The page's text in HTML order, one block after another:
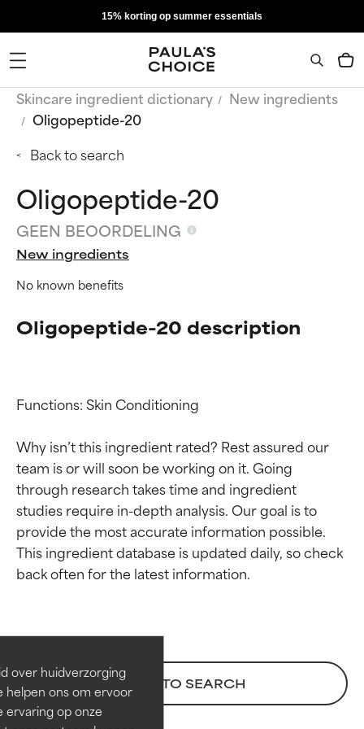
over huidverzorging
helpen ons om ervoor
ervaring op onze
15% korting op summer essentials
Skincare ingredient dictionary
New ingredients
Oligopeptide-20
Back to search
Oligopeptide-20
GEEN BEOORDELING
New ingredients
No known benefits
Oligopeptide-20 description
Functions: Skin Conditioning
Why isn’t this ingredient rated? Rest assured our
team is or will soon be working on it. Going
through research takes time and ingredient
studies require in-depth analysis. Our goal is to
provide the most accurate information possible.
This ingredient database is updated daily, so check
BACK TO SEARCH
Beoordelingen van
Bewezen en ondersteund door
onafhankelijk onderzoek.
Uitstekend actief ingrediënt
voor de meeste huidtypen of
Beoordelingen van
Bewezen en ondersteund door
onafhankelijk onderzoek.
Uitstekend actief ingrediënt
voor de meeste huidtypen of